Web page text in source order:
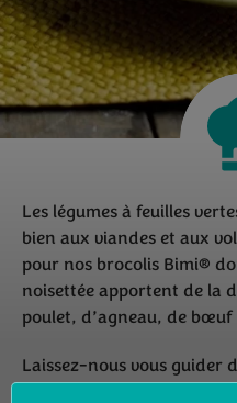
Les légumes à feuilles
bien aux viandes et aux
pour nos brocolis Bimi®
noisettée apportent de la
poulet, d’agneau, de bœuf
Laissez-nous vous guider